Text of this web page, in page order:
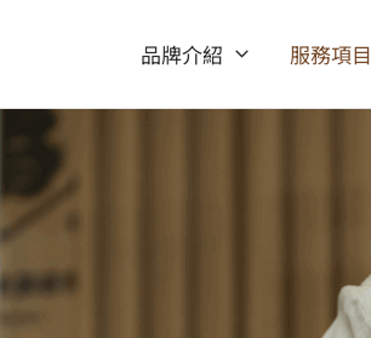
品牌介紹 服務項目